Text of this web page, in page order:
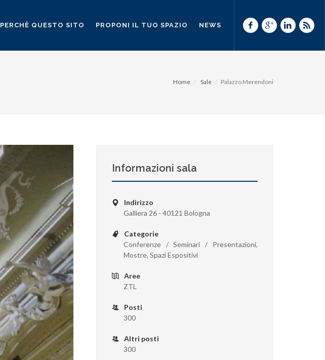
PERCHÈ QUESTO SITO PROPONI IL TUO SPAZIO NEWS
Home Sale Palazzo Merendoni
Informazioni sala
Indirizzo
Galliera 26 - 40121 Bologna
Categorie
Conferenze / Seminari / Presentazioni,
Mostre, Spazi Espositivi
Aree
ZTL
Posti
300
Altri posti
300